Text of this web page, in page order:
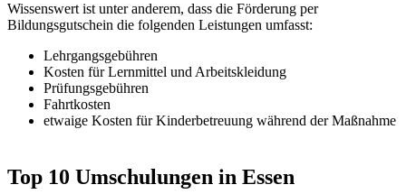
Wissenswert ist unter anderem, dass die Förderung per
Bildungsgutschein die folgenden Leistungen umfasst:
Lehrgangsgebühren
Kosten für Lernmittel und Arbeitskleidung
Prüfungsgebühren
Fahrtkosten
etwaige Kosten für Kinderbetreuung während der Maßnahme
Top 10 Umschulungen in Essen